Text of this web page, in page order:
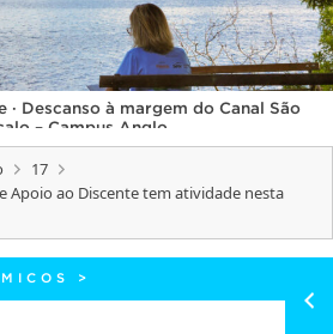
· Descanso à margem do Canal São
– Campus Anglo
17
Apoio ao Discente tem atividade nesta
>